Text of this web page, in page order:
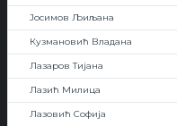
Јосимов Љиљана
Кузмановић Владана
Лазаров Тијана
Лазић Милица
Лазовић Софија